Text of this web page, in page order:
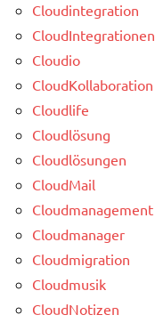
Cloudintegration
CloudIntegrationen
Cloudio
CloudKollaboration
Cloudlife
Cloudlösung
Cloudlösungen
CloudMail
Cloudmanagement
Cloudmanager
Cloudmigration
Cloudmusik
CloudNotizen